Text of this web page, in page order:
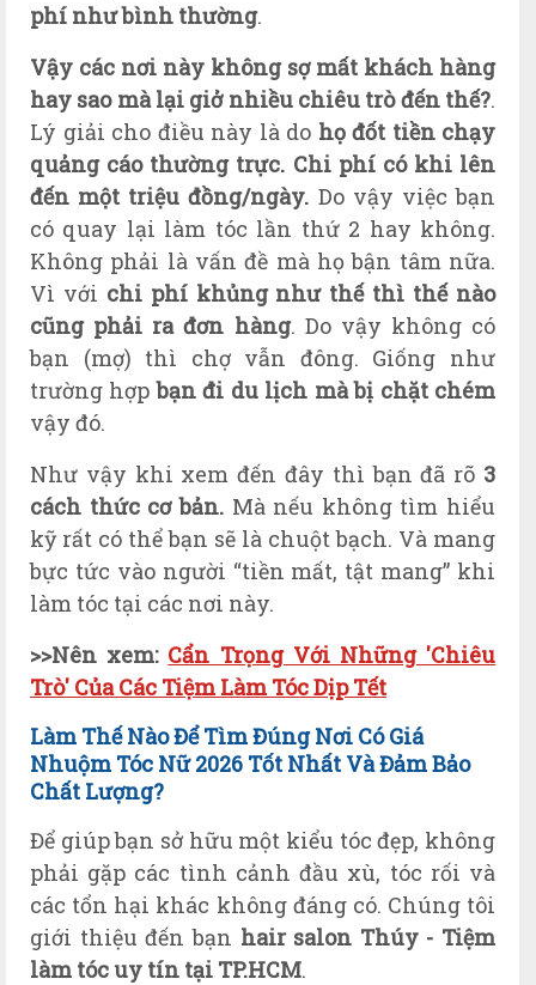
phí như bình thường.
Vậy các nơi này không sợ mất khách hàng
hay sao mà lại giở nhiều chiêu trò đến thế?.
Lý giải cho điều này là do họ đốt tiền chạy
quảng cáo thường trực. Chi phí có khi lên
đến một triệu đồng/ngày. Do vậy việc bạn
có quay lại làm tóc lần thứ 2 hay không.
Không phải là vấn đề mà họ bận tâm nữa.
Vì với chi phí khủng như thế thì thế nào
cũng phải ra đơn hàng. Do vậy không có
bạn (mợ) thì chợ vẫn đông. Giống như
trường hợpbạn đi du lịch mà bị chặt chém
vậy đó.
Như vậy khi xem đến đây thì bạn đã rõ 3
cách thức cơ bản.Mà nếu không tìm hiểu
kỹ rất có thể bạn sẽ là chuột bạch. Và mang
bực tức vào người “tiền mất, tật mang” khi
làm tóc tại các nơi này.
>>Nên xem: Cẩn Trọng Với Những 'Chiêu
Trò' Của Các Tiệm Làm Tóc Dịp Tết
Làm Thế Nào Để Tìm Đúng Nơi Có Giá
Nhuộm Tóc Nữ 2026 Tốt Nhất Và Đảm Bảo
Chất Lượng?
Để giúp bạn sở hữu một kiểu tóc đẹp, không
phải gặp các tình cảnh đầu xù, tóc rối và
các tổn hại khác không đáng có. Chúng tôi
giới thiệu đến bạn hair salon Thúy - Tiệm
làm tóc uy tín tại TP.HCM.